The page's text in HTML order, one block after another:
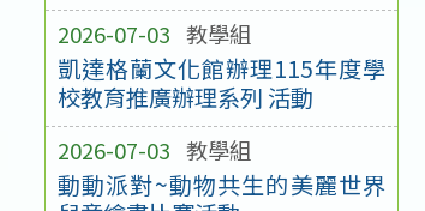
2026-07-03 教學組
凱達格蘭文化館辦理115年度學
校教育推廣辦理系列 活動
2026-07-03 教學組
動動派對~動物共生的美麗世界